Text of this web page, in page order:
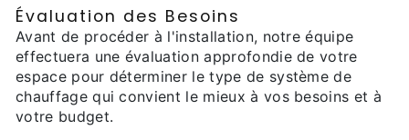
Évaluation des Besoins
Avant de procéder à l'installation, notre équipe
effectuera une évaluation approfondie de votre
espace pour déterminer le type de système de
chauffage qui convient le mieux à vos besoins et à
votre budget.